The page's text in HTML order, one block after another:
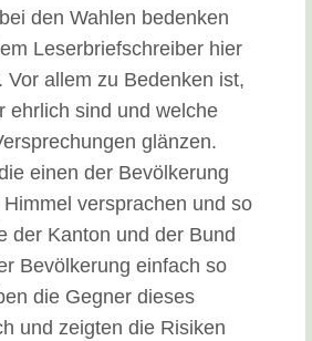
den Wahlen bedenken
Leserbriefschreiber hier
Vor allem zu Bedenken ist,
ehrlich sind und welche
glänzen.
einen der Bevölkerung
versprachen und so
der Kanton und der Bund
Bevölkerung einfach so
die Gegner dieses
und zeigten die Risiken